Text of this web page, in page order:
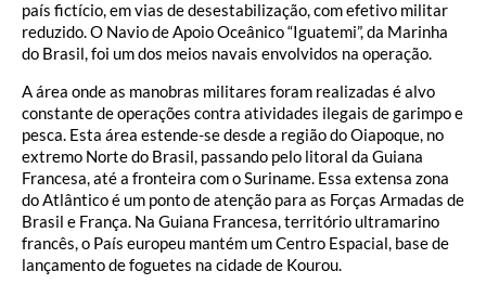
país fictício, em vias de desestabilização, com efetivo militar
reduzido. O Navio de Apoio Oceânico “Iguatemi”, da Marinha
do Brasil, foi um dos meios navais envolvidos na operação.
A área onde as manobras militares foram realizadas é alvo
constante de operações contra atividades ilegais de garimpo e
pesca. Esta área estende-se desde a região do Oiapoque, no
extremo Norte do Brasil, passando pelo litoral da Guiana
Francesa, até a fronteira com o Suriname. Essa extensa zona
do Atlântico é um ponto de atenção para as Forças Armadas de
Brasil e França. Na Guiana Francesa, território ultramarino
francês, o País europeu mantém um Centro Espacial, base de
lançamento de foguetes na cidade de Kourou.